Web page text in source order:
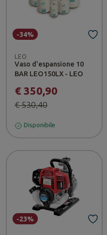
LEO
Vaso d'espansione 10
BAR LEO150LX - LEO
€ 350,90
€ 530,40
-34%
Disponibile
-23%